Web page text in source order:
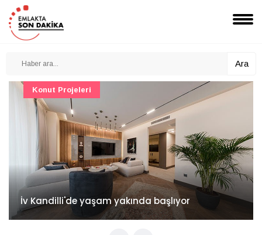
Ara
İv Kandilli'de yaşam yakında başlıyor
Konut Projeleri